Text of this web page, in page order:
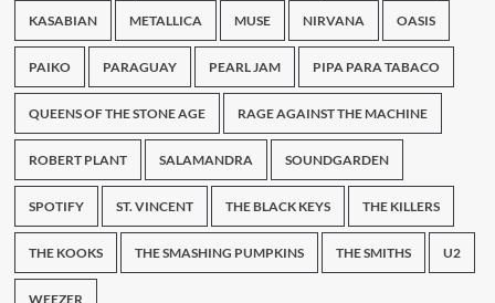
KASABIAN METALLICA MUSE NIRVANA OASIS
PAIKO PARAGUAY PEARL JAM PIPA PARA TABACO
QUEENS OF THE STONE AGE RAGE AGAINST THE MACHINE
ROBERT PLANT SALAMANDRA SOUNDGARDEN
SPOTIFY ST. VINCENT THE BLACK KEYS THE KILLERS
THE KOOKS THE SMASHING PUMPKINS THE SMITHS U2
WEEZER